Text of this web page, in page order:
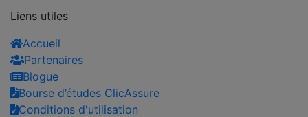
Liens utiles
Accueil
Partenaires
Blogue
Bourse d’études ClicAssure
Conditions d'utilisation